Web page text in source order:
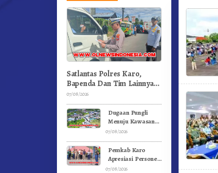
Satlantas Polres Karo,
Bapenda Dan Tim Lainnya
Gelar Oprasi Sadar Pajak
Kenderaan
07/08/2026
Dugaan Pungli
Menuju Kawasan
Pemandian Air
Gunung – Doulu
Foto Dan
Videokan!
07/08/2026
Pemkab Karo
Apresiasi Personel
Satpol PP, Linmas,
07/08/2026